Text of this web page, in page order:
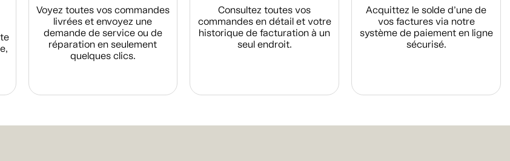
Voyez toutes vos commandes
livrées et envoyez une
demande de service ou de
réparation en seulement
quelques clics.
Consultez toutes vos
commandes en détail et votre
historique de facturation à un
seul endroit.
Acquittez le solde d’une de
vos factures via notre
système de paiement en ligne
sécurisé.